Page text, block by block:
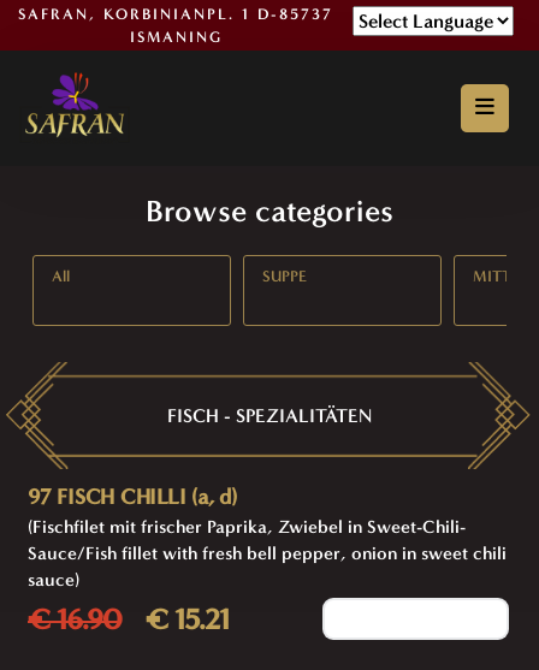
SAFRAN, KORBINIANPL. 1 D-85737
ISMANING
Powered by
Browse categories
All SUPPE
FISCH - SPEZIALITÄTEN
97 FISCH CHILLI (a, d)
(Fischfilet mit frischer Paprika, Zwiebel in Sweet-Chili-
Sauce/Fish fillet with fresh bell pepper, onion in sweet chili
sauce)
€ 16.90 € 15.21